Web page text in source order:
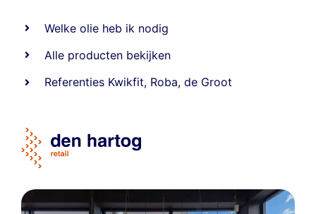
Welke olie heb ik nodig
Alle producten bekijken
Referenties Kwikfit, Roba,de Groot